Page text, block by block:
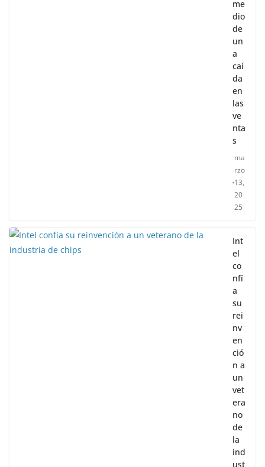
me
dio
de
un
a
caí
da
en
las
ve
nta
s
ma
rzo
13,
20
25
Int
el
co
nfí
a
su
rei
nv
en
ció
n a
un
vet
era
no
de
la
ind
ust